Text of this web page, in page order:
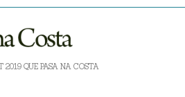
2019 QUE PASA NA COSTA